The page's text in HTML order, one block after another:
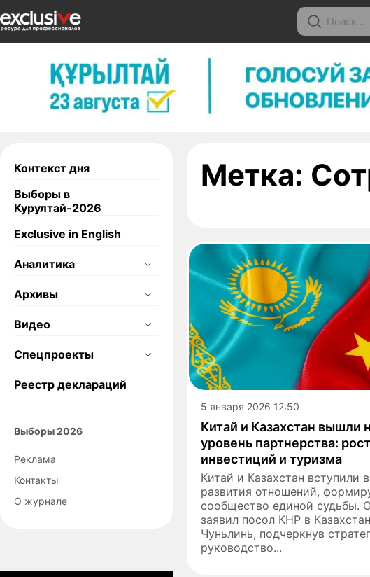
Контекст дня
Выборы в
Курултай-2026
Exclusive in English
Аналитика
Архивы
Видео
Спецпроекты
Реестр деклараций
Выборы 2026
Реклама
Контакты
О журнале
Метка:
5 января 2026 12:50
Китай и Казахстан вышли
уровень партнерства:
инвестиций и туризма
Китай и Казахстан вступили
развития отношений,
сообщество единой судьбы.
заявил посол КНР в
Чуньлинь, подчеркнув
руководство...